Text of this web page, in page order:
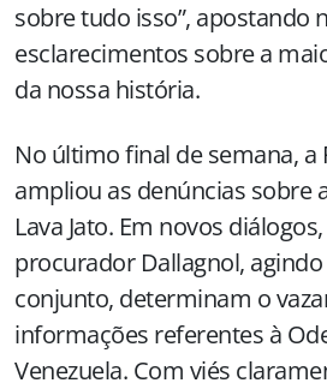
sobre tudo isso”, apostando
esclarecimentos sobre a
da nossa história.
No último final de semana, a
ampliou as denúncias sobre
Lava Jato. Em novos
procurador Dallagnol,
conjunto, determinam o
informações referentes à
Venezuela. Com viés